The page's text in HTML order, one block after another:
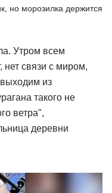
но морозилка держится
Утром всем
нет связи с миром,
из
такого не
ветра",
деревни